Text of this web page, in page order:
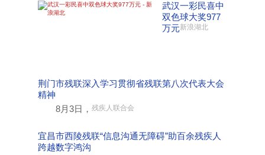
武汉一彩民喜中
双色球大奖977
万元新浪湖北
荆门市残联深入学习贯彻省残联第八次代表大会
精神
8月3日， 残疾人联合会
宜昌市西陵残联“信息沟通无障碍”助百余残疾人
跨越数字鸿沟